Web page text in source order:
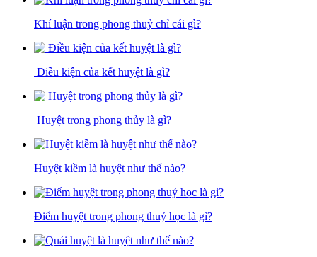
Khí luận trong phong thuỷ chỉ cái gì?
Điều kiện của kết huyệt là gì?
Huyệt trong phong thủy là gì?
Huyệt kiềm là huyệt như thế nào?
Điểm huyệt trong phong thuỷ học là gì?